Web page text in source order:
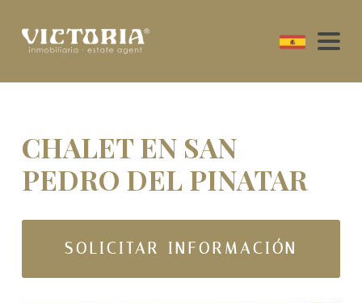
CHALET EN SAN
PEDRO DEL PINATAR
SOLICITAR INFORMACIÓN